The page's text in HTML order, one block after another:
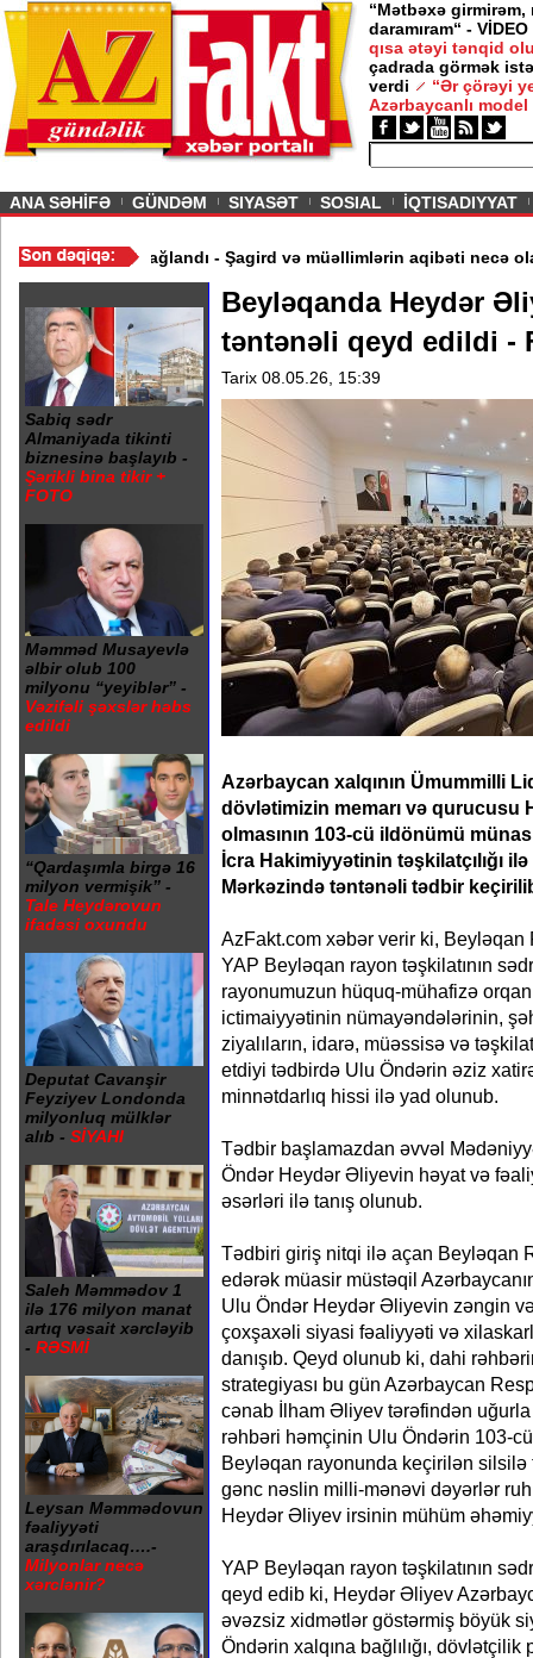
“Mətbəxə girmirəm,
daramıram“ - VİDEO
qısa ətəyi tənqid
çadrada görmək
verdi
“Ər çörəyi
Azərbaycanlı model
-
ANA SƏHİFƏ GÜNDƏM SIYASƏT SOSIAL İQTISADIYYAT
- Ərdoğan/ Gədəbəydə 3 məktəb bağlandı - Şagird və
Sabiq sədr
Almaniyada tikinti
biznesinə başlayıb -
Şərikli bina tikir +
FOTO
Məmməd Musayevlə
əlbir olub 100
milyonu “yeyiblər” -
Vəzifəli şəxslər həbs
edildi
“Qardaşımla birgə 16
milyon vermişik” -
Tale Heydərovun
ifadəsi oxundu
Deputat Cavanşir
Feyziyev Londonda
milyonluq mülklər
alıb - SİYAHI
Saleh Məmmədov 1
ilə 176 milyon manat
artıq vəsait xərcləyib
- RƏSMİ
Leysan Məmmədovun
fəaliyyəti
araşdırılacaq….-
Milyonlar necə
xərclənir?
Beyləqanda Heydər
təntənəli qeyd edildi -
Tarix 08.05.26, 15:39
Azərbaycan xalqının Ümummilli
dövlətimizin memarı və qurucusu
olmasının 103-cü ildönümü
İcra Hakimiyyətinin təşkilatçılığı
Mərkəzində təntənəli tədbir
AzFakt.com xəbər verir ki, Beyləqan
YAP Beyləqan rayon təşkilatının
rayonumuzun hüquq-mühafizə
ictimaiyyətinin nümayəndələrinin,
ziyalıların, idarə, müəssisə və
etdiyi tədbirdə Ulu Öndərin əziz
minnətdarlıq hissi ilə yad olunub.
Tədbir başlamazdan əvvəl
Öndər Heydər Əliyevin həyat və
əsərləri ilə tanış olunub.
Tədbiri giriş nitqi ilə açan Beyləqan
edərək müasir müstəqil
Ulu Öndər Heydər Əliyevin zəngin
çoxşaxəli siyasi fəaliyyəti və
danışıb. Qeyd olunub ki, dahi
strategiyası bu gün Azərbaycan
cənab İlham Əliyev tərəfindən
rəhbəri həmçinin Ulu Öndərin 103-
Beyləqan rayonunda keçirilən
gənc nəslin milli-mənəvi dəyərlər
Heydər Əliyev irsinin mühüm
YAP Beyləqan rayon təşkilatının
qeyd edib ki, Heydər Əliyev
əvəzsiz xidmətlər göstərmiş böyük
Öndərin xalqına bağlılığı,